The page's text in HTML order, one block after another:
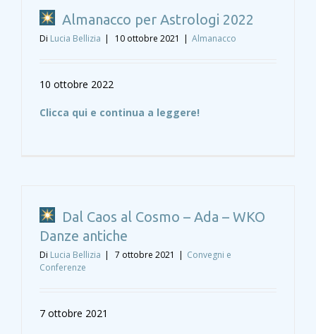
Almanacco per Astrologi 2022
Di Lucia Bellizia | 10 ottobre 2021 | Almanacco
10 ottobre 2022
Clicca qui e continua a leggere!
Dal Caos al Cosmo – Ada – WKO
Danze antiche
Di Lucia Bellizia | 7 ottobre 2021 | Convegni e
Conferenze
7 ottobre 2021